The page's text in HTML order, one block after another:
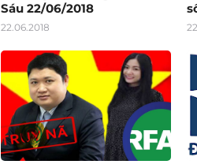
Sáu 22/06/2018
22.06.2018